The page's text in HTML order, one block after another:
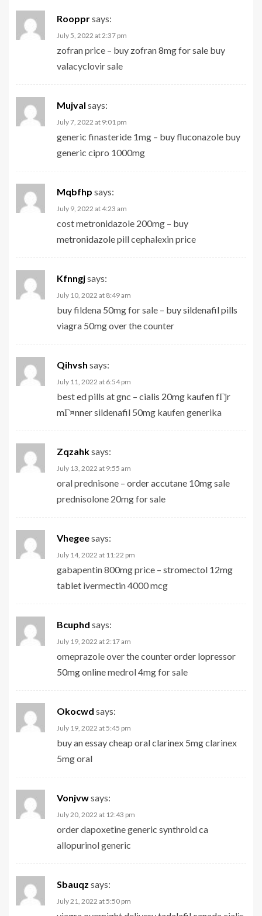
Roopprsays:
July 5, 2022 at 2:37 pm
zofran price – buy zofran 8mg for sale buy
valacyclovir sale
Mujval says:
July 7, 2022 at 9:01 pm
generic finasteride 1mg – buy fluconazole buy
generic cipro 1000mg
Mqbfhp says:
July 9, 2022 at 4:23 am
cost metronidazole 200mg – buy
metronidazole pillcephalexin price
Kfnngjsays:
July 10, 2022 at 8:49 am
buy fildena 50mg for sale – buy sildenafil pills
viagra 50mg over the counter
Qihvsh says:
July 11, 2022 at 6:54 pm
best ed pills at gnc – cialis 20mg kaufen fГјr
mГ¤nnersildenafil 50mg kaufen generika
Zqzahksays:
July 13, 2022 at 9:55 am
oral prednisone – order accutane 10mg sale
prednisolone 20mg for sale
Vhegeesays:
July 14, 2022 at 11:22 pm
gabapentin 800mg price – stromectol 12mg
tablet ivermectin 4000 mcg
Bcuphd says:
July 19, 2022 at 2:17 am
omeprazole over the counterorder lopressor
50mg onlinemedrol 4mg for sale
Okocwd says:
July 19, 2022 at 5:45 pm
buy an essay cheap oral clarinex 5mgclarinex
5mg oral
Vonjvwsays:
July 20, 2022 at 12:43 pm
order dapoxetine generic synthroid ca
allopurinol generic
Sbauqz says:
July 21, 2022 at 5:50 pm